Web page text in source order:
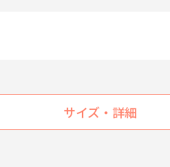
サイズ・詳細